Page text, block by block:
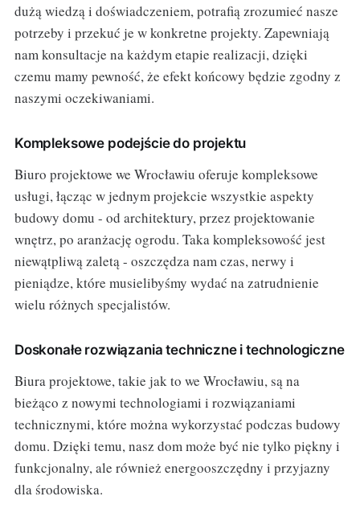
dużą wiedzą i doświadczeniem, potrafią zrozumieć nasze
potrzeby i przekuć je w konkretne projekty. Zapewniają
nam konsultacje na każdym etapie realizacji, dzięki
czemu mamy pewność, że efekt końcowy będzie zgodny z
naszymi oczekiwaniami.
Kompleksowe podejście do projektu
Biuro projektowe we Wrocławiu oferuje kompleksowe
usługi, łącząc w jednym projekcie wszystkie aspekty
budowy domu - od architektury, przez projektowanie
wnętrz, po aranżację ogrodu. Taka kompleksowość jest
niewątpliwą zaletą - oszczędza nam czas, nerwy i
pieniądze, które musielibyśmy wydać na zatrudnienie
wielu różnych specjalistów.
Doskonałe rozwiązania techniczne i technologiczne
Biura projektowe, takie jak to we Wrocławiu, są na
bieżąco z nowymi technologiami i rozwiązaniami
technicznymi, które można wykorzystać podczas budowy
domu. Dzięki temu, nasz dom może być nie tylko piękny i
funkcjonalny, ale również energooszczędny i przyjazny
dla środowiska.